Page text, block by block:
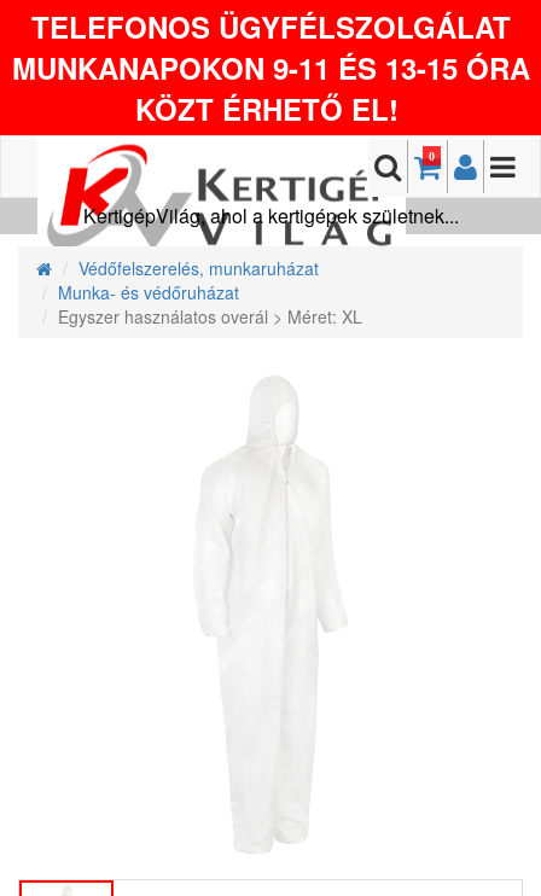
TELEFONOS ÜGYFÉLSZOLGÁLAT
MUNKANAPOKON 9-11 ÉS 13-15 ÓRA
KÖZT ÉRHETŐ EL!
0
KertigépVilág, ahol a kertigépek születnek...
Védőfelszerelés, munkaruházat
Munka- és védőruházat
Egyszer használatos overál > Méret: XL